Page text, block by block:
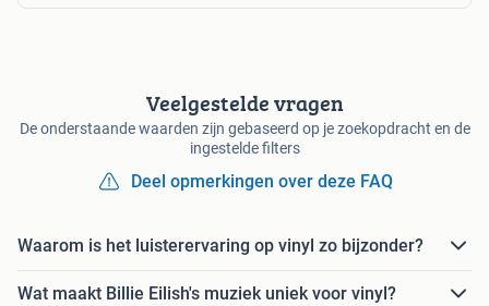
Veelgestelde vragen
De onderstaande waarden zijn gebaseerd op je zoekopdracht en de
ingestelde filters
Deel opmerkingen over deze FAQ
Waarom is het luisterervaring op vinyl zo bijzonder?
Wat maakt Billie Eilish's muziek uniek voor vinyl?